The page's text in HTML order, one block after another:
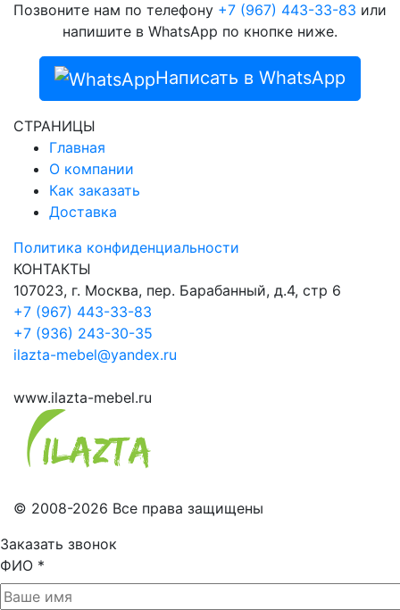
Позвоните нам по телефону +7 (967) 443-33-83 или
напишите в WhatsApp по кнопке ниже.
Написать в WhatsApp
СТРАНИЦЫ
Главная
О компании
Как заказать
Доставка
Политика конфиденциальности
КОНТАКТЫ
107023, г. Москва, пер. Барабанный, д.4, стр 6
+7 (967) 443-33-83
+7 (936) 243-30-35
ilazta-mebel@yandex.ru
www.ilazta-mebel.ru
© 2008-2026 Все права защищены
Заказать звонок
ФИО *